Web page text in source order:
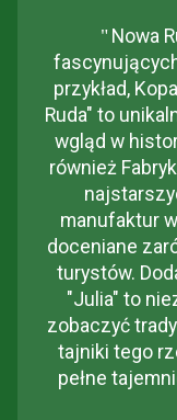
" Nowa
przykład,
Ruda" to
wgląd w
również
manufaktur
doceniane
turystów.
"Julia" to
zobaczyć
tajniki tego
pełne